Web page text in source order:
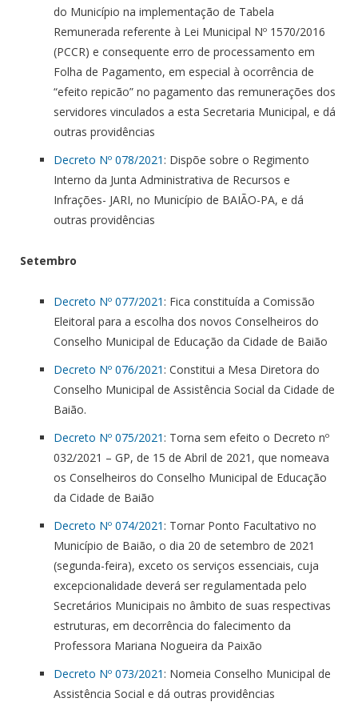
do Município na implementação de Tabela
Remunerada referente à Lei Municipal Nº 1570/2016
(PCCR) e consequente erro de processamento em
Folha de Pagamento, em especial à ocorrência de
“efeito repicão” no pagamento das remunerações dos
servidores vinculados a esta Secretaria Municipal, e dá
outras providências
Decreto Nº 078/2021 : Dispõe sobre o Regimento
Interno da Junta Administrativa de Recursos e
Infrações- JARI, no Município de BAIÃO-PA, e dá
outras providências
Setembro
Decreto Nº 077/2021 : Fica constituída a Comissão
Eleitoral para a escolha dos novos Conselheiros do
Conselho Municipal de Educação da Cidade de Baião
Decreto Nº 076/2021 : Constitui a Mesa Diretora do
Conselho Municipal de Assistência Social da Cidade de
Baião.
Decreto Nº 075/2021 : Torna sem efeito o Decreto nº
032/2021 – GP, de 15 de Abril de 2021, que nomeava
os Conselheiros do Conselho Municipal de Educação
da Cidade de Baião
Decreto Nº 074/2021 : Tornar Ponto Facultativo no
Município de Baião, o dia 20 de setembro de 2021
(segunda-feira), exceto os serviços essenciais, cuja
excepcionalidade deverá ser regulamentada pelo
Secretários Municipais no âmbito de suas respectivas
estruturas, em decorrência do falecimento da
Professora Mariana Nogueira da Paixão
Decreto Nº 073/2021 : Nomeia Conselho Municipal de
Assistência Social e dá outras providências